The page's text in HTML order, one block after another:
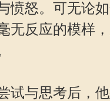
愤怒。可无论
无反应的模样
与思考后，他